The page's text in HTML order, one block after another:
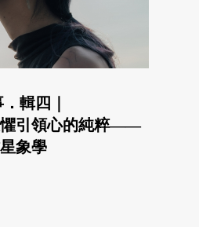
輯四｜
懼引領心的純粹——
象學